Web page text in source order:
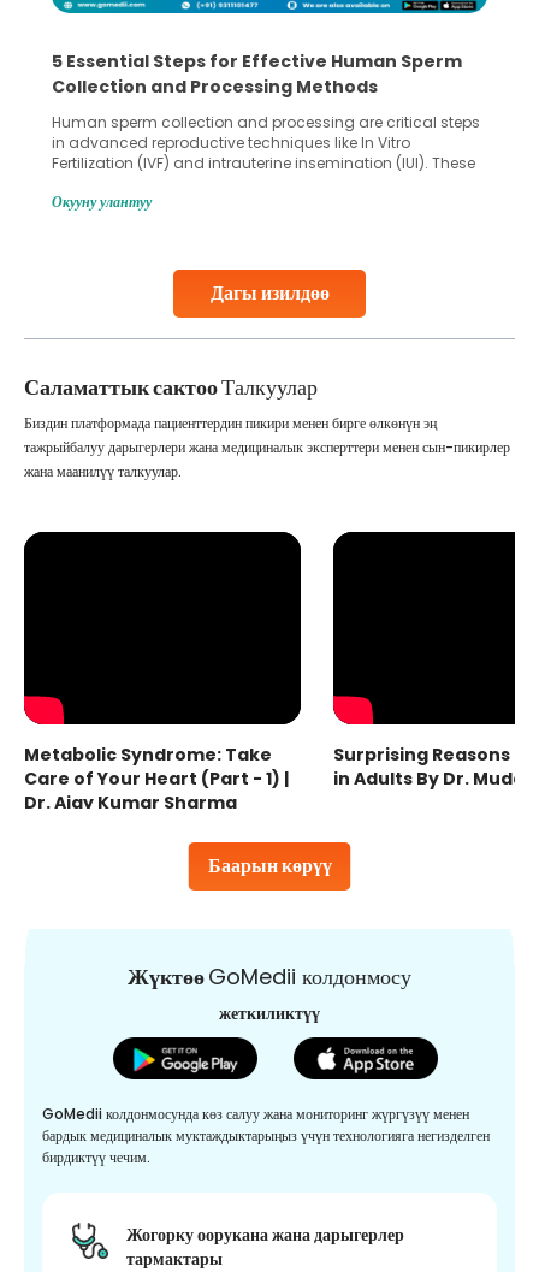
Дагы изилдөө
5 Essential Steps for Effective Human Sperm
Collection and Processing Methods
Human sperm collection and processing are critical steps
in advanced reproductive techniques like In Vitro
Fertilization (IVF) and intrauterine insemination (IUI). These
challenges and help couples achieve their dream of
collected, they process the
Окууну улантуу
Саламаттык сактооТалкуулар
Баарын көрүү
Биздин платформада пациенттердин пикири менен бирге өлкөнүн эң
тажрыйбалуу дарыгерлери жана медициналык эксперттери менен сын-пикирлер
жана маанилүү талкуулар.
Metabolic Syndrome: Take
Care of Your Heart (Part - 1) |
Dr. Ajay Kumar Sharma
Surprising Reasons
in Adults By Dr.
ЖүктөөGoMedii колдонмосу
жеткиликтүү
GoMedii колдонмосунда көз салуу жана мониторинг жүргүзүү менен
бардык медициналык муктаждыктарыңыз үчүн технологияга негизделген
бирдиктүү чечим.
Жогорку оорукана жана дарыгерлер
тармактары